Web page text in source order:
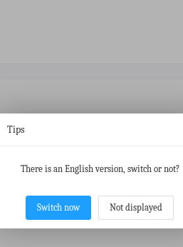
Tips
There is an English version, switch or not?
Switch now Not displayed